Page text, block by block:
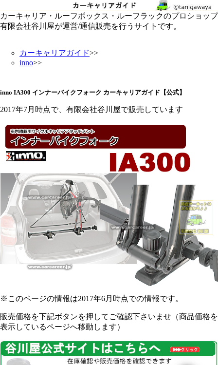
カーキャリア・ルーフボックス・ルーフラックのプロショップ
有限会社谷川屋が運営/通信販売を行うサイトです。
カーキャリアガイド>>
inno>>
inno IA300 インナーバイクフォーク カーキャリアガイド【公式】
2017年7月時点で、有限会社谷川屋で販売しています
※このページの情報は2017年6月時点での情報です。
販売価格を下記ボタンを押してご確認下さいませ（商品価格を
表示しているページへ移動します）